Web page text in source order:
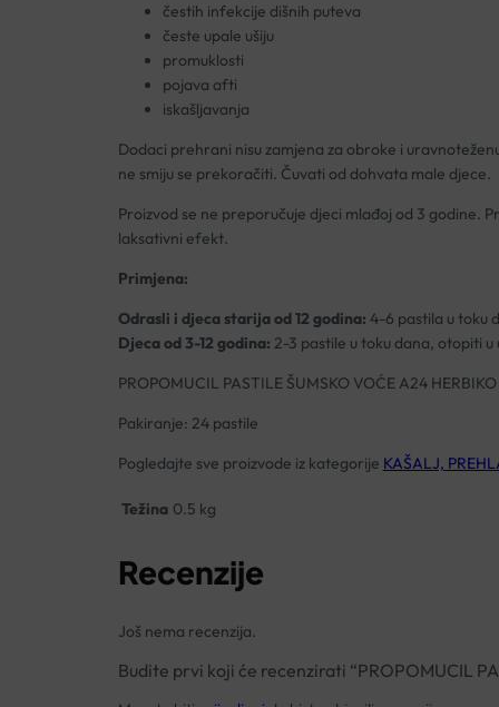
čestih infekcije dišnih puteva
česte upale ušiju
promuklosti
pojava afti
iskašljavanja
Dodaci prehrani nisu zamjena za obroke i
ne smiju se prekoračiti. Čuvati od dohvata male djece.
Proizvod se ne preporučuje djeci mlađoj od 3 godine.
laksativni efekt.
Primjena:
Odrasli i djeca starija od 12 godina: 4-6 pastila u toku
Djeca od 3-12 godina: 2-3 pastile u toku dana, otopiti u
PROPOMUCIL PASTILE ŠUMSKO VOĆE A24 HERBIKO
Pakiranje: 24 pastile
Pogledajte sve proizvode iz kategorije KAŠALJ,
Težina 0.5 kg
Recenzije
Još nema recenzija.
Budite prvi koji će recenzirati “PROPOMUCIL